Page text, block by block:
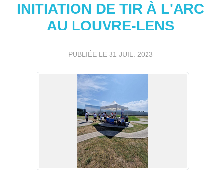
INITIATION DE TIR À L'ARC
AU LOUVRE-LENS
PUBLIÉE LE 31 JUIL. 2023